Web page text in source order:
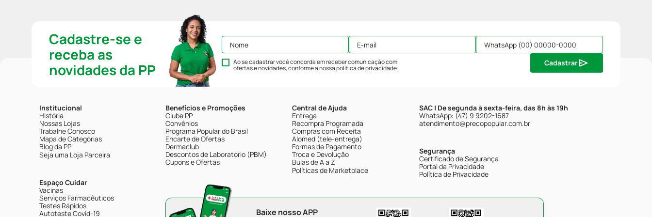
Cadastre-se e
receba as
novidades da PP
Ao se cadastrar você concorda em receber comunicação com
ofertas e novidades, conforme a nossapolítica de privacidade.
Cadastrar
Institucional
História
Nossas Lojas
Trabalhe Conosco
Mapa de Categorias
Blog da PP
Seja uma Loja Parceira
Espaço Cuidar
Vacinas
Serviços Farmacêuticos
Testes Rápidos
Autoteste Covid-19
Benefícios e Promoções
Clube PP
Convênios
Programa Popular do Brasil
Encarte de Ofertas
Dermaclub
Descontos de Laboratório (PBM)
Cupons e Ofertas
Central de Ajuda
Entrega
Recompra Programada
Compras com Receita
Alomed (tele-entrega)
Formas de Pagamento
Troca e Devolução
Bulas de A a Z
Políticas de Marketplace
SAC | De segunda à sexta-feira, das 8h às 19h
WhatsApp: (47) 9 9202-1687
atendimento@precopopular.com.br
Segurança
Certificado de Segurança
Portal da Privacidade
Política de Privacidade
Baixe nosso APP